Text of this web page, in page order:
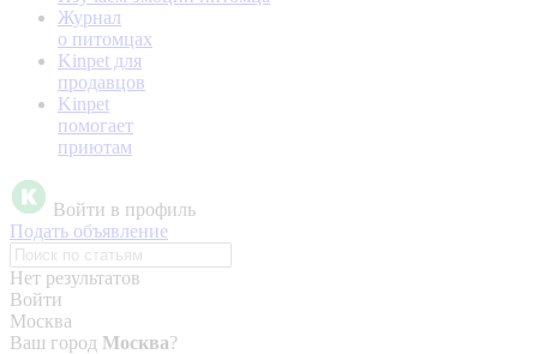
Журнал
о питомцах
Kinpet для
продавцов
Kinpet
помогает
приютам
Войти в профиль
Подать объявление
Нет результатов
Войти
Москва
Ваш город Москва?